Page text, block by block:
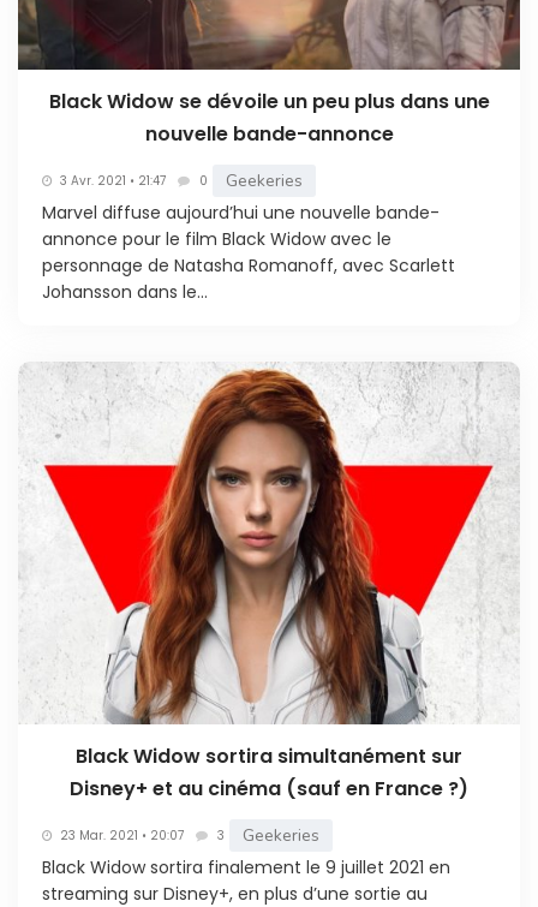
Black Widow se dévoile un peu plus dans une
nouvelle bande-annonce
3 Avr. 2021 • 21:47 0 Geekeries
Marvel diffuse aujourd’hui une nouvelle bande-
annonce pour le film Black Widow avec le
personnage de Natasha Romanoff, avec Scarlett
Johansson dans le...
Black Widow sortira simultanément sur
Disney+ et au cinéma (sauf en France ?)
23 Mar. 2021 • 20:07 3 Geekeries
Black Widow sortira finalement le 9 juillet 2021 en
streaming sur Disney+, en plus d’une sortie au